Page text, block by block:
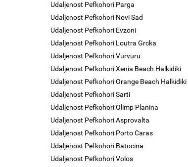
Udaljenost Pefkohori Parga
Udaljenost Pefkohori Novi Sad
Udaljenost Pefkohori Evzoni
Udaljenost Pefkohori Loutra Grcka
Udaljenost Pefkohori Vurvuru
Udaljenost Pefkohori Xenia Beach Halkidiki
Udaljenost Pefkohori Orange Beach Halkidiki
Udaljenost Pefkohori Sarti
Udaljenost Pefkohori Olimp Planina
Udaljenost Pefkohori Asprovalta
Udaljenost Pefkohori Porto Caras
Udaljenost Pefkohori Batocina
Udaljenost Pefkohori Volos